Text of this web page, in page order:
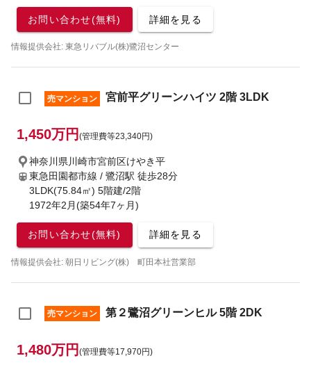
お問い合わせ(無料) 詳細を見る
情報提供会社: 東急リバブル(株)鷺沼センター
売マンション 宮前平グリーンハイツ 2階 3LDK
1,450万円 (管理費等23,340円)
神奈川県川崎市宮前区けやき平
東急田園都市線 / 鷺沼駅 徒歩28分
3LDK(75.84㎡) 5階建/2階
1972年2月(築54年7ヶ月)
お問い合わせ(無料) 詳細を見る
情報提供会社: 朝日リビング(株) 町田本社営業部
売マンション 第２鷺沼グリーンヒル 5階 2DK
1,480万円 (管理費等17,970円)